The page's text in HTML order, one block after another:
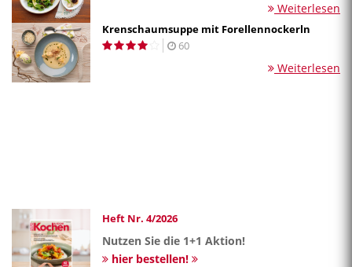
Weiterlesen
Krenschaumsuppe mit Forellennockerln
60
Weiterlesen
Heft Nr. 4/2026
Nutzen Sie die 1+1 Aktion!
hier bestellen!